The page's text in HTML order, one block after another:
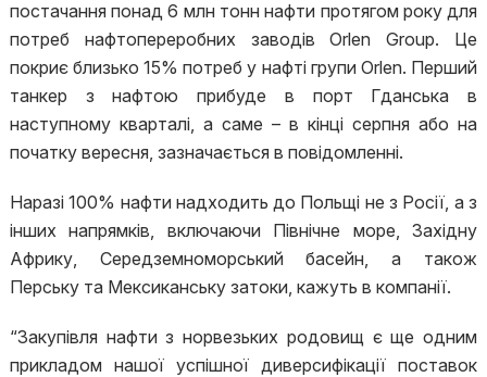
постачання понад 6 млн тонн нафти протягом року для
потреб нафтопереробних заводів Orlen Group. Це
покриє близько 15% потреб у нафті групи Orlen. Перший
танкер з нафтою прибуде в порт Гданська в
наступному кварталі, а саме – в кінці серпня або на
початку вересня, зазначається в повідомленні.
Наразі 100% нафти надходить до Польщі не з Росії, а з
інших напрямків, включаючи Північне море, Західну
Африку, Середземноморський басейн, а також
Перську та Мексиканську затоки, кажуть в компанії.
“Закупівля нафти з норвезьких родовищ є ще одним
прикладом нашої успішної диверсифікації поставок